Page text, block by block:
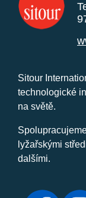
Sitour
technologické
na světě.
lyžařskými
dalšími.